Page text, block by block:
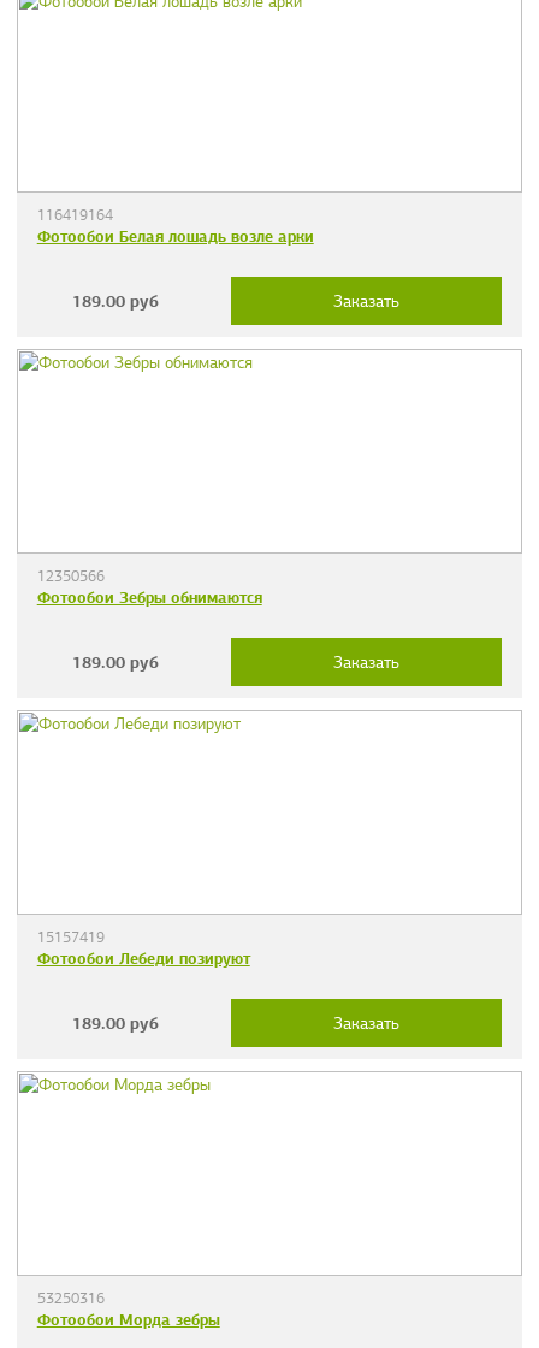
116419164
Фотообои Белая лошадь возле арки
189.00 руб Заказать
12350566
Фотообои Зебры обнимаются
189.00 руб Заказать
15157419
Фотообои Лебеди позируют
189.00 руб Заказать
53250316
Фотообои Морда зебры